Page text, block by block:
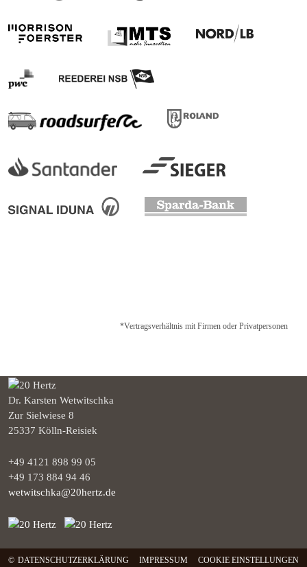
*Vertragsverhältnis mit Firmen oder Privatpersonen
Dr. Karsten Wetwitschka
Zur Sielwiese 8
25337 Kölln-Reisiek
+49 4121 898 99 05
+49 173 884 94 46
wetwitschka@20hertz.de
DATENSCHUTZERKLÄRUNG IMPRESSUM COOKIE EINSTELLUNGEN
©